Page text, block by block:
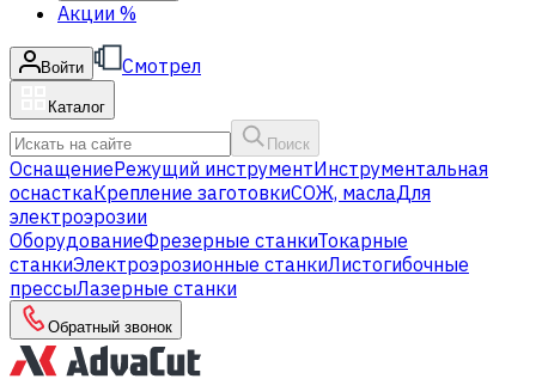
Акции %
Войти Смотрел
Каталог
Поиск
ОснащениеРежущий инструментИнструментальная
оснасткаКрепление заготовкиСОЖ, маслаДля
электроэрозии
ОборудованиеФрезерные станкиТокарные
станкиЭлектроэрозионные станкиЛистогибочные
прессыЛазерные станки
Обратный звонок